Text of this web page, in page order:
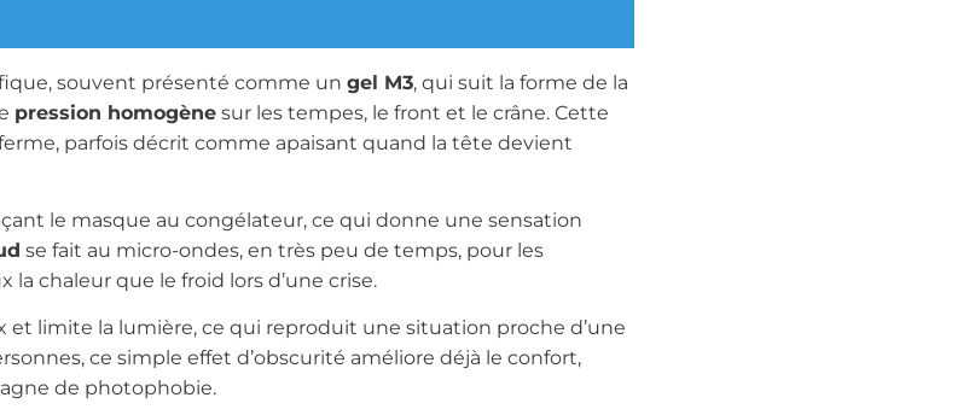
souvent présenté comme un gel M3, qui suit la forme de la
pression homogène sur les tempes, le front et le crâne. Cette
parfois décrit comme apaisant quand la tête devient
le masque au congélateur, ce qui donne une sensation
se fait au micro-ondes, en très peu de temps, pour les
chaleur que le froid lors d’une crise.
et limite la lumière, ce qui reproduit une situation proche d’une
ce simple effet d’obscurité améliore déjà le confort,
de photophobie.